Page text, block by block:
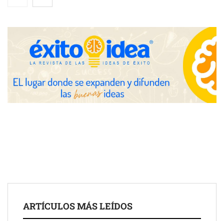
eclipse solar del 12 de agosto
Zoomex mejora su Strategy Center con herramientas
avanzadas para trading estratégico
COMPALISS de LYSOTRIC: cuando un solo producto multiplica
las posibilidades del salón profesional
ARTÍCULOS MÁS LEÍDOS